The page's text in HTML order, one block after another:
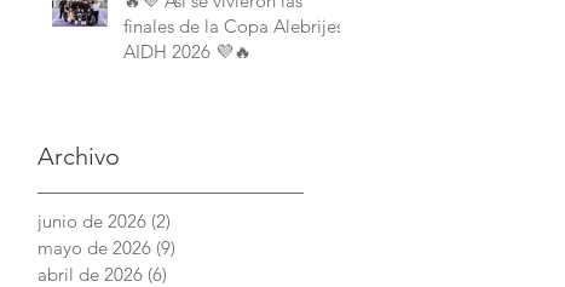
finales de la Copa Alebrijes
AIDH 2026 💜🔥
Archivo
junio de 2026 (2)
mayo de 2026 (9)
abril de 2026 (6)